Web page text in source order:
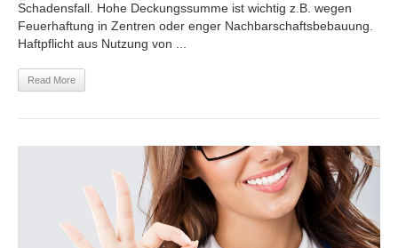
Schadensfall. Hohe Deckungssumme ist wichtig z.B. wegen
Feuerhaftung in Zentren oder enger Nachbarschaftsbebauung.
Haftpflicht aus Nutzung von ...
Read More